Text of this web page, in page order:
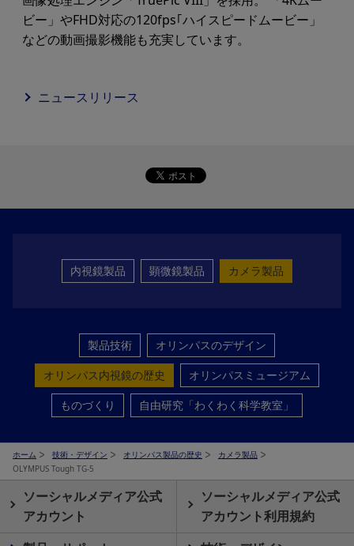
ビー」やFHD対応の120fps｢ハイスピードムービー」
などの動画撮影機能も充実しています。
ニュースリリース
内視鏡製品 顕微鏡製品 カメラ製品
製品技術
オリンパスのデザイン
オリンパス内視鏡の歴史
オリンパスミュージアム
ものづくり
自由研究「わくわく科学教室」
ホーム 技術・デザイン オリンパス製品の歴史
カメラ製品
OLYMPUS Tough TG-5
ソーシャルメディア公式
アカウント
ソーシャルメディア公式
アカウント利用規約